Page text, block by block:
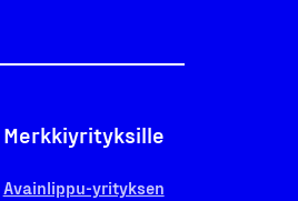
Merkkiyrityksille
Avainlippu-yrityksen